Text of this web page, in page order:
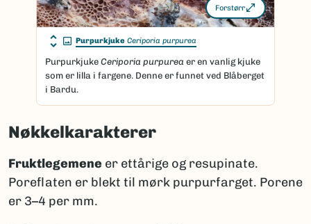
Forstørr
Purpurkjuke Ceriporia purpurea
Purpurkjuke Ceriporia purpurea er en vanlig kjuke
som er lilla i fargene. Denne er funnet ved Blåberget
i Bardu.
Nøkkelkarakterer
Fruktlegemene er ettårige og resupinate.
Poreflaten er blekt til mørk purpurfarget. Porene
er 3–4 per mm.